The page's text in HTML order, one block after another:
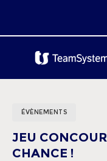
ÉVÈNEMENTS
JEU
CHANCE !